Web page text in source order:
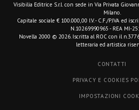
Visibilia Editrice S.r.l. con sede in Via Privata
Milano.
Capitale sociale € 100.000,00 I.V. - C.F./P.IVA ed
N.10269990965 - REA MI-
Novella 2000 © 2026. Iscritta al ROC con il
letteraria ed artistica
CONTATTI
PRIVACY E COOKIES
IMPOSTAZIONI